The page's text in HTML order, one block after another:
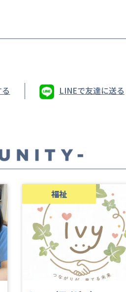
LINEで友達に送る
福祉